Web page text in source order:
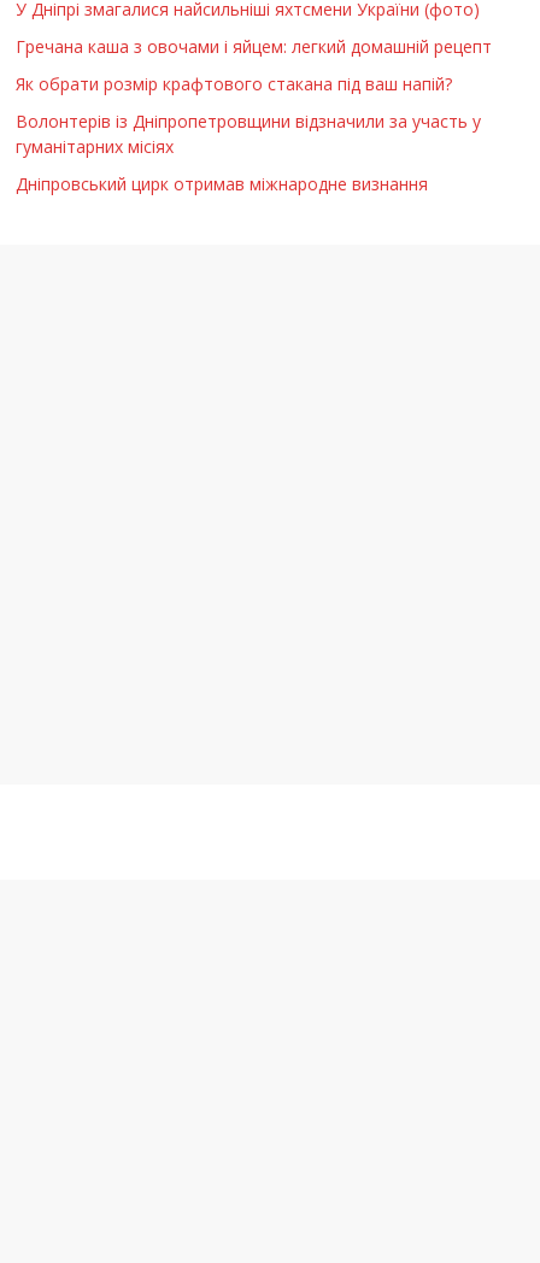
У Дніпрі змагалися найсильніші яхтсмени України (фото)
Гречана каша з овочами і яйцем: легкий домашній рецепт
Як обрати розмір крафтового стакана під ваш напій?
Волонтерів із Дніпропетровщини відзначили за участь у
гуманітарних місіях
Дніпровський цирк отримав міжнародне визнання